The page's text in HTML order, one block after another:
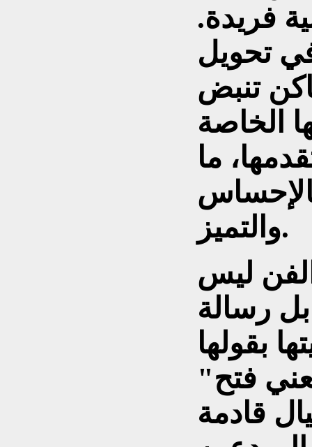
فريدة.
تحويل
تنبض
الخاصة
ما
والتميز.
ليس
رسالة
"دعم المرأة المبدعة يعني فتح
قادمة